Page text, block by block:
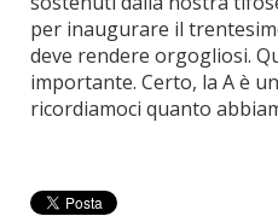
per inaugurare il
deve rendere orgogliosi.
importante. Certo, la A è
ricordiamoci quanto